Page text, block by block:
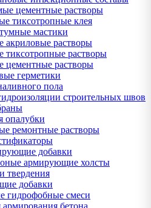
цементные растворы
тиксотропные клея
мастики
акриловые растворы
тиксотропные растворы
цементные растворы
герметики
пола
строительных швов
опалубки
ремонтные растворы
добавки
армирующие холсты
твердения
добавки
гидрофобные смеси
бетона